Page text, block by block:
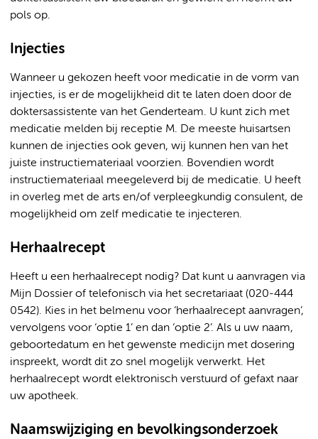
pols op.
Injecties
Wanneer u gekozen heeft voor medicatie in de vorm van
injecties, is er de mogelijkheid dit te laten doen door de
doktersassistente van het Genderteam. U kunt zich met
medicatie melden bij receptie M. De meeste huisartsen
kunnen de injecties ook geven, wij kunnen hen van het
juiste instructiemateriaal voorzien. Bovendien wordt
instructiemateriaal meegeleverd bij de medicatie. U heeft
in overleg met de arts en/of verpleegkundig consulent, de
mogelijkheid om zelf medicatie te injecteren.
Herhaalrecept
Heeft u een herhaalrecept nodig? Dat kunt u aanvragen via
Mijn Dossier of telefonisch via het secretariaat (020-444
0542). Kies in het belmenu voor ‘herhaalrecept aanvragen’,
vervolgens voor ‘optie 1’ en dan ‘optie 2’. Als u uw naam,
geboortedatum en het gewenste medicijn met dosering
inspreekt, wordt dit zo snel mogelijk verwerkt. Het
herhaalrecept wordt elektronisch verstuurd of gefaxt naar
uw apotheek.
Naamswijziging en bevolkingsonderzoek